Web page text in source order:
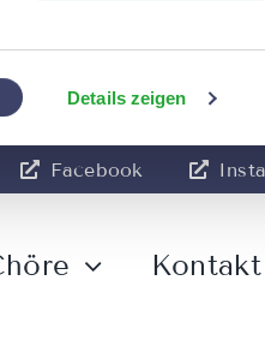
Details zeigen
Facebook
Kontakt